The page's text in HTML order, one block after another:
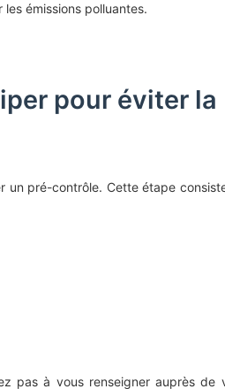
émissions polluantes.
pour éviter la
un pré-contrôle. Cette étape
pas à vous renseigner auprès de